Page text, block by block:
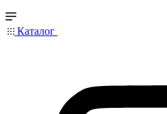
Каталог